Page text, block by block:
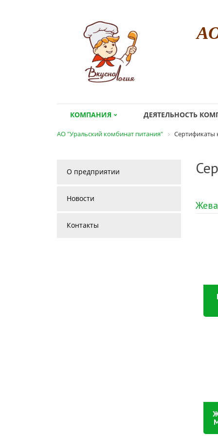
КОМПАНИЯ ДЕЯТЕЛЬНОСТЬ
АО "Уральский комбинат питания" Сертификаты
О предприятии
Новости
Контакты